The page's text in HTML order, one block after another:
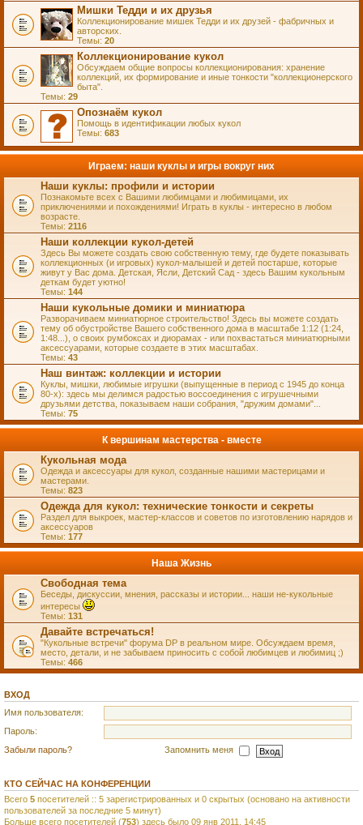
Мишки Тедди и их друзья
Коллекционирование мишек Тедди и их друзей - фабричных и
авторских.
Темы: 20
Коллекционирование кукол
Обсуждаем общие вопросы коллекционирования: хранение
коллекций, их формирование и иные тонкости "коллекционерского
быта".
Темы: 29
Опознаём кукол
Помощь в идентификации любых кукол
Темы: 683
Играем: наши куклы и игры вокруг них
Наши куклы: профили и истории
Познакомьте всех с Вашими любимцами и любимицами, их
приключениями и похождениями! Играть в куклы - интересно в любом
возрасте.
Темы: 2116
Наши коллекции кукол-детей
Здесь Вы можете создать свою собственную тему, где будете показывать
коллекционных (и игровых) кукол-малышей и детей постарше, которые
живут у Вас дома. Детская, Ясли, Детский Сад - здесь Вашим кукольным
деткам будет уютно!
Темы: 144
Наши кукольные домики и миниатюра
Разворачиваем миниатюрное строительство! Здесь вы можете создать
тему об обустройстве Вашего собственного дома в масштабе 1:12 (1:24,
1:48...), о своих румбоксах и диорамах - или похвастаться миниатюрными
аксессуарами, которые создаете в этих масштабах.
Темы: 43
Наш винтаж: коллекции и истории
Куклы, мишки, любимые игрушки (выпущенные в период с 1945 до конца
80-х): здесь мы делимся радостью воссоединения с игрушечными
друзьями детства, показываем наши собрания, "дружим домами"...
Темы: 75
К вершинам мастерства - вместе
Кукольная мода
Одежда и аксессуары для кукол, созданные нашими мастерицами и
мастерами.
Темы: 823
Одежда для кукол: технические тонкости и секреты
Раздел для выкроек, мастер-классов и советов по изготовлению нарядов и
аксессуаров
Темы: 177
Наша Жизнь
Свободная тема
Беседы, дискуссии, мнения, рассказы и истории... наши не-кукольные
интересы
Темы: 131
Давайте встречаться!
"Кукольные встречи" форума DP в реальном мире. Обсуждаем время,
место, детали, и не забываем приносить с собой любимцев и любимиц ;)
Темы: 466
ВХОД
Имя пользователя:
Пароль:
Забыли пароль?
Запомнить меня
КТО СЕЙЧАС НА КОНФЕРЕНЦИИ
Всего 5 посетителей :: 5 зарегистрированных и 0 скрытых (основано на активности
пользователей за последние 5 минут)
Больше всего посетителей (753) здесь было 09 янв 2011, 14:45